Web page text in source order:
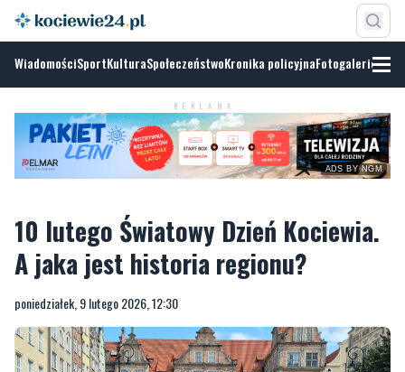
WiadomościSportKulturaSpołeczeństwoKronika policyjnaFotogalerie
REKLAMA
NGM
10 lutego Światowy Dzień Kociewia.
poniedziałek, 9 lutego 2026, 12:30